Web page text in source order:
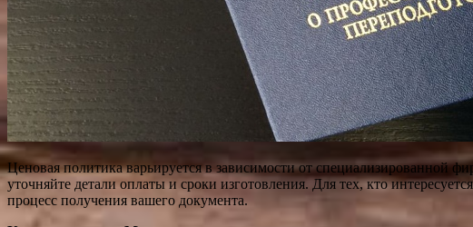
Ценовая политика варьируется в зависимости от специализированной
уточняйте детали оплаты и сроки изготовления. Для тех, кто
процесс получения вашего документа.